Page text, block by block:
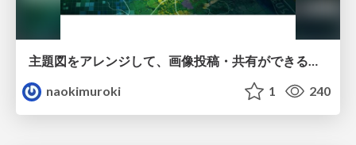
主題図をアレンジして、画像投稿・共有ができるWEB地図プログラムMapture Field
naokimuroki
1 240